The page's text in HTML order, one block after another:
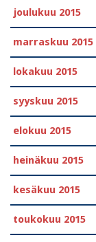
joulukuu 2015
marraskuu 2015
lokakuu 2015
syyskuu 2015
elokuu 2015
heinäkuu 2015
kesäkuu 2015
toukokuu 2015